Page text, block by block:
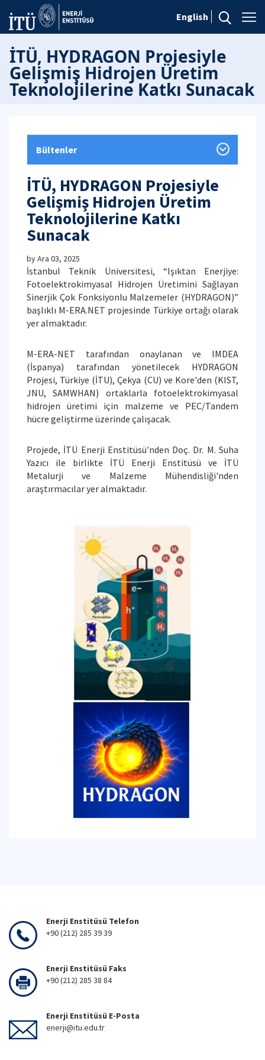
English
İTÜ, HYDRAGON Projesiyle
Gelişmiş Hidrojen Üretim
Teknolojilerine Katkı Sunacak
Bültenler
İTÜ, HYDRAGON Projesiyle
Gelişmiş Hidrojen Üretim
Teknolojilerine Katkı
Sunacak
byAra 03, 2025
İstanbul Teknik Üniversitesi, “Işıktan Enerjiye:
Fotoelektrokimyasal Hidrojen Üretimini Sağlayan
Sinerjik Çok Fonksiyonlu Malzemeler (HYDRAGON)”
başlıklı M-ERA.NET projesinde Türkiye ortağı olarak
yer almaktadır.
M-ERA-NET tarafından onaylanan ve IMDEA
(İspanya) tarafından yönetilecek HYDRAGON
Projesi, Türkiye (İTU), Çekya (CU) ve Kore'den (KIST,
JNU, SAMWHAN) ortaklarla fotoelektrokimyasal
hidrojen üretimi için malzeme ve PEC/Tandem
hücre geliştirme üzerinde çalışacak.
Projede, İTÜ Enerji Enstitüsü'nden Doç. Dr. M. Suha
Yazıcı ile birlikte İTÜ Enerji Enstitüsü ve İTÜ
Metalurji ve Malzeme Mühendisliği'nden
araştırmacılar yer almaktadır.
Enerji Enstitüsü Telefon
+90 (212) 285 39 39
Enerji Enstitüsü Faks
+90 (212) 285 38 84
Enerji Enstitüsü E-Posta
enerji@itu.edu.tr